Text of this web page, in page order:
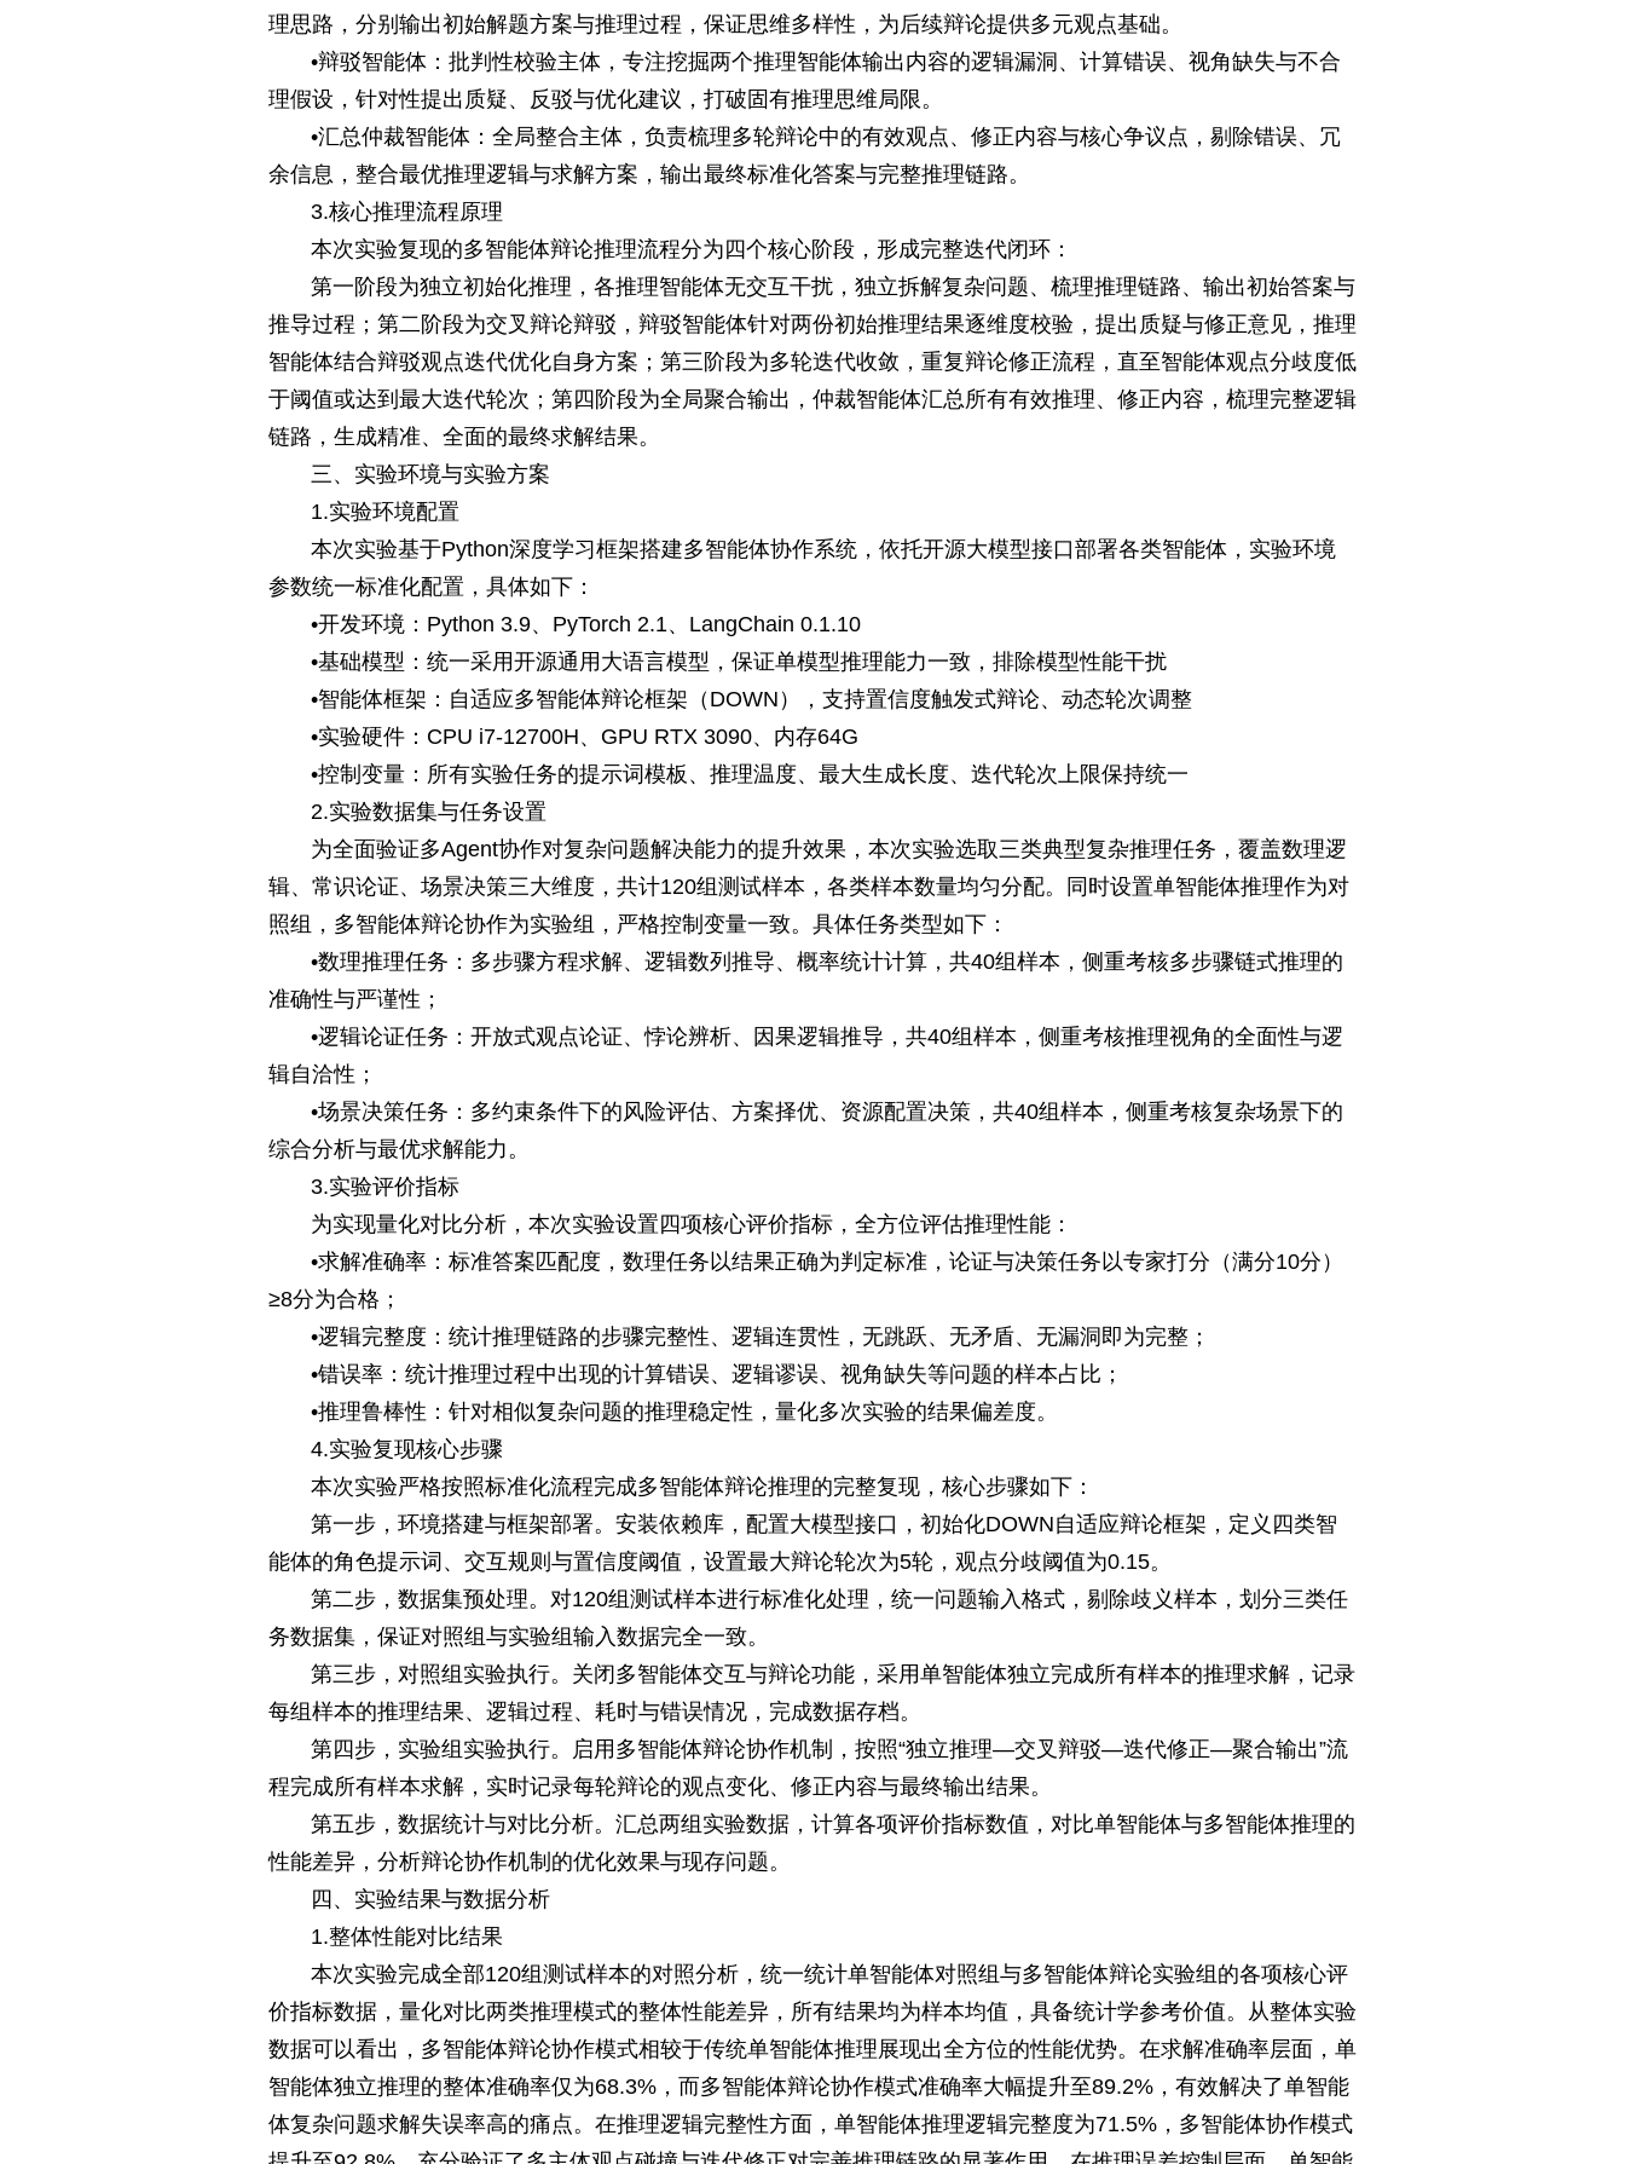
理思路，分别输出初始解题方案与推理过程，保证思维多样性，为后续辩论提供多元观点基础。
•辩驳智能体：批判性校验主体，专注挖掘两个推理智能体输出内容的逻辑漏洞、计算错误、视角缺失与不合
理假设，针对性提出质疑、反驳与优化建议，打破固有推理思维局限。
•汇总仲裁智能体：全局整合主体，负责梳理多轮辩论中的有效观点、修正内容与核心争议点，剔除错误、冗
余信息，整合最优推理逻辑与求解方案，输出最终标准化答案与完整推理链路。
3.核心推理流程原理
本次实验复现的多智能体辩论推理流程分为四个核心阶段，形成完整迭代闭环：
第一阶段为独立初始化推理，各推理智能体无交互干扰，独立拆解复杂问题、梳理推理链路、输出初始答案与
推导过程；第二阶段为交叉辩论辩驳，辩驳智能体针对两份初始推理结果逐维度校验，提出质疑与修正意见，推理
智能体结合辩驳观点迭代优化自身方案；第三阶段为多轮迭代收敛，重复辩论修正流程，直至智能体观点分歧度低
于阈值或达到最大迭代轮次；第四阶段为全局聚合输出，仲裁智能体汇总所有有效推理、修正内容，梳理完整逻辑
链路，生成精准、全面的最终求解结果。
三、实验环境与实验方案
1.实验环境配置
本次实验基于Python深度学习框架搭建多智能体协作系统，依托开源大模型接口部署各类智能体，实验环境
参数统一标准化配置，具体如下：
•开发环境：Python 3.9、PyTorch 2.1、LangChain 0.1.10
•基础模型：统一采用开源通用大语言模型，保证单模型推理能力一致，排除模型性能干扰
•智能体框架：自适应多智能体辩论框架（DOWN），支持置信度触发式辩论、动态轮次调整
•实验硬件：CPU i7-12700H、GPU RTX 3090、内存64G
•控制变量：所有实验任务的提示词模板、推理温度、最大生成长度、迭代轮次上限保持统一
2.实验数据集与任务设置
为全面验证多Agent协作对复杂问题解决能力的提升效果，本次实验选取三类典型复杂推理任务，覆盖数理逻
辑、常识论证、场景决策三大维度，共计120组测试样本，各类样本数量均匀分配。同时设置单智能体推理作为对
照组，多智能体辩论协作为实验组，严格控制变量一致。具体任务类型如下：
•数理推理任务：多步骤方程求解、逻辑数列推导、概率统计计算，共40组样本，侧重考核多步骤链式推理的
准确性与严谨性；
•逻辑论证任务：开放式观点论证、悖论辨析、因果逻辑推导，共40组样本，侧重考核推理视角的全面性与逻
辑自洽性；
•场景决策任务：多约束条件下的风险评估、方案择优、资源配置决策，共40组样本，侧重考核复杂场景下的
综合分析与最优求解能力。
3.实验评价指标
为实现量化对比分析，本次实验设置四项核心评价指标，全方位评估推理性能：
•求解准确率：标准答案匹配度，数理任务以结果正确为判定标准，论证与决策任务以专家打分（满分10分）
≥8分为合格；
•逻辑完整度：统计推理链路的步骤完整性、逻辑连贯性，无跳跃、无矛盾、无漏洞即为完整；
•错误率：统计推理过程中出现的计算错误、逻辑谬误、视角缺失等问题的样本占比；
•推理鲁棒性：针对相似复杂问题的推理稳定性，量化多次实验的结果偏差度。
4.实验复现核心步骤
本次实验严格按照标准化流程完成多智能体辩论推理的完整复现，核心步骤如下：
第一步，环境搭建与框架部署。安装依赖库，配置大模型接口，初始化DOWN自适应辩论框架，定义四类智
能体的角色提示词、交互规则与置信度阈值，设置最大辩论轮次为5轮，观点分歧阈值为0.15。
第二步，数据集预处理。对120组测试样本进行标准化处理，统一问题输入格式，剔除歧义样本，划分三类任
务数据集，保证对照组与实验组输入数据完全一致。
第三步，对照组实验执行。关闭多智能体交互与辩论功能，采用单智能体独立完成所有样本的推理求解，记录
每组样本的推理结果、逻辑过程、耗时与错误情况，完成数据存档。
第四步，实验组实验执行。启用多智能体辩论协作机制，按照“独立推理—交叉辩驳—迭代修正—聚合输出”流
程完成所有样本求解，实时记录每轮辩论的观点变化、修正内容与最终输出结果。
第五步，数据统计与对比分析。汇总两组实验数据，计算各项评价指标数值，对比单智能体与多智能体推理的
性能差异，分析辩论协作机制的优化效果与现存问题。
四、实验结果与数据分析
1.整体性能对比结果
本次实验完成全部120组测试样本的对照分析，统一统计单智能体对照组与多智能体辩论实验组的各项核心评
价指标数据，量化对比两类推理模式的整体性能差异，所有结果均为样本均值，具备统计学参考价值。从整体实验
数据可以看出，多智能体辩论协作模式相较于传统单智能体推理展现出全方位的性能优势。在求解准确率层面，单
智能体独立推理的整体准确率仅为68.3%，而多智能体辩论协作模式准确率大幅提升至89.2%，有效解决了单智能
体复杂问题求解失误率高的痛点。在推理逻辑完整性方面，单智能体推理逻辑完整度为71.5%，多智能体协作模式